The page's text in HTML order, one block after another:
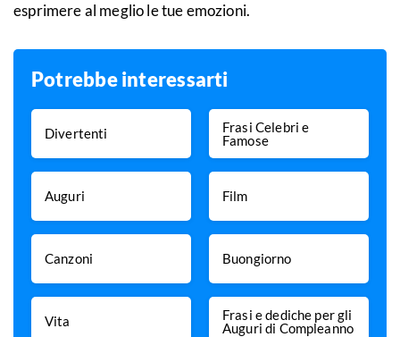
esprimere al meglio le tue emozioni.
Potrebbe interessarti
Divertenti
Frasi Celebri e
Famose
Auguri Film
Canzoni Buongiorno
Vita
Frasi e dediche per gli
Auguri di Compleanno